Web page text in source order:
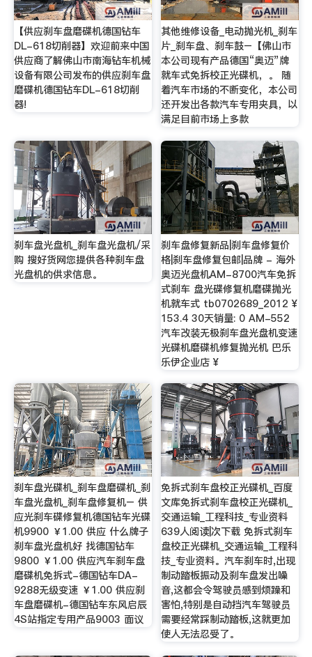
【供应刹车盘磨碟机德国钻车
DL-618切削器】欢迎前来中国
供应商了解佛山市南海钻车机械
设备有限公司发布的供应刹车盘
磨碟机德国钻车DL-618切削
器!
其他维修设备_电动抛光机_刹车
片_刹车盘、刹车鼓–【佛山市
本公司现有产品德国“奥迈”牌
就车式免拆校正光碟机，。 随
着汽车市场的不断变化，本公司
还开发出各款汽车专用夹具，以
满足目前市场上多款
刹车盘光盘机_刹车盘光盘机/采
购 搜好货网您提供各种刹车盘
光盘机的供求信息。
刹车盘修复新品|刹车盘修复价
格|刹车盘修复包邮|品牌 - 海外
奥迈光盘机AM-8700汽车免拆
式刹车 盘光碟修复机磨碟抛光
机就车式 tb0702689_2012 ¥
153.4 30天销量: 0 AM-552
汽车改装无极刹车盘光盘机变速
光碟机磨碟机修复抛光机 巴乐
乐伊企业店 ¥
刹车盘光碟机_刹车盘磨碟机_刹
车盘光盘机_刹车盘修复机– 供
应光刹车碟修复机德国钻车光碟
机9900 ￥1.00 供应 什么牌子
刹车盘光盘机好 找德国钻车
9800 ￥1.00 供应汽车刹车盘
磨碟机免拆式-德国钻车DA-
9288无级变速 ￥1.00 供应刹
车盘磨碟机-德国钻车东风启辰
4S站指定专用产品9003 面议
免拆式刹车盘校正光碟机_百度
文库免拆式刹车盘校正光碟机_
交通运输_工程科技_专业资料
639人阅读|次下载 免拆式刹车
盘校正光碟机_交通运输_工程科
技_专业资料。汽车刹车时,出现
制动踏板振动及刹车盘发出噪
音,这都会令驾驶员感到烦躁和
害怕,特别是自动挡汽车驾驶员
需要经常踩制动踏板,这就更加
使人无法忍受了。